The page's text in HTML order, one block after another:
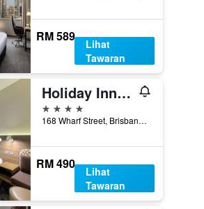
RM 589
Lihat
Tawaran
Holiday Inn Express Brisbane Central By IHG
4 bintang
168 Wharf Street, Brisbane, QLD, Australia
RM 490
Lihat
Tawaran